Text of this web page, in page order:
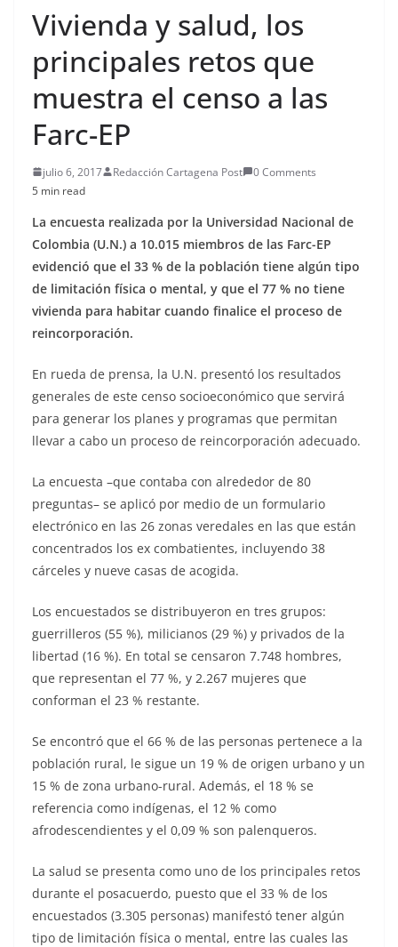
Vivienda y salud, los
principales retos que
muestra el censo a las
Farc-EP
julio 6, 2017 Redacción Cartagena Post
0 Comments
5 min read
La encuesta realizada por la Universidad Nacional de
Colombia (U.N.) a 10.015 miembros de las Farc-EP
evidenció que el 33 % de la población tiene algún tipo
de limitación física o mental, y que el 77 % no tiene
vivienda para habitar cuando finalice el proceso de
reincorporación.
En rueda de prensa, la U.N. presentó los resultados
generales de este censo socioeconómico que servirá
para generar los planes y programas que permitan
llevar a cabo un proceso de reincorporación adecuado.
La encuesta –que contaba con alrededor de 80
preguntas– se aplicó por medio de un formulario
electrónico en las 26 zonas veredales en las que están
concentrados los ex combatientes, incluyendo 38
cárceles y nueve casas de acogida.
Los encuestados se distribuyeron en tres grupos:
guerrilleros (55 %), milicianos (29 %) y privados de la
libertad (16 %). En total se censaron 7.748 hombres,
que representan el 77 %, y 2.267 mujeres que
conforman el 23 % restante.
Se encontró que el 66 % de las personas pertenece a la
población rural, le sigue un 19 % de origen urbano y un
15 % de zona urbano-rural. Además, el 18 % se
referencia como indígenas, el 12 % como
afrodescendientes y el 0,09 % son palenqueros.
La salud se presenta como uno de los principales retos
durante el posacuerdo, puesto que el 33 % de los
encuestados (3.305 personas) manifestó tener algún
tipo de limitación física o mental, entre las cuales las